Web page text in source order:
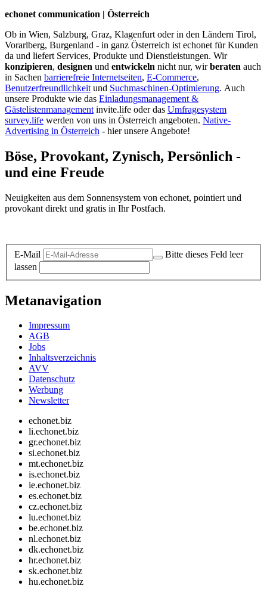
echonet communication | Österreich
Ob in Wien, Salzburg, Graz, Klagenfurt oder in den Ländern Tirol,
Vorarlberg, Burgenland - in ganz Österreich ist echonet für Kunden
da und liefert Services, Produkte und Dienstleistungen. Wir
konzipieren, designen und entwickeln nicht nur, wirberaten auch
in Sachen barrierefreie Internetseiten, E-Commerce,
Benutzerfreundlichkeit und Suchmaschinen-Optimierung. Auch
unsere Produkte wie das Einladungsmanagement &
Gästelistenmanagement invite.life oder das Umfragesystem
survey.life werden von uns in Österreich angeboten. Native-
Advertising in Österreich - hier unsere Angebote!
Böse, Provokant, Zynisch, Persönlich -
und eine Freude
Neuigkeiten aus dem Sonnensystem von echonet, pointiert und
provokant direkt und gratis in Ihr Postfach.
E-Mail
Bitte dieses Feld leer
lassen
Metanavigation
Impressum
AGB
Jobs
Inhaltsverzeichnis
AVV
Datenschutz
Werbung
Newsletter
echonet.biz
li.echonet.biz
gr.echonet.biz
si.echonet.biz
mt.echonet.biz
is.echonet.biz
ie.echonet.biz
es.echonet.biz
cz.echonet.biz
lu.echonet.biz
be.echonet.biz
nl.echonet.biz
dk.echonet.biz
hr.echonet.biz
sk.echonet.biz
hu.echonet.biz